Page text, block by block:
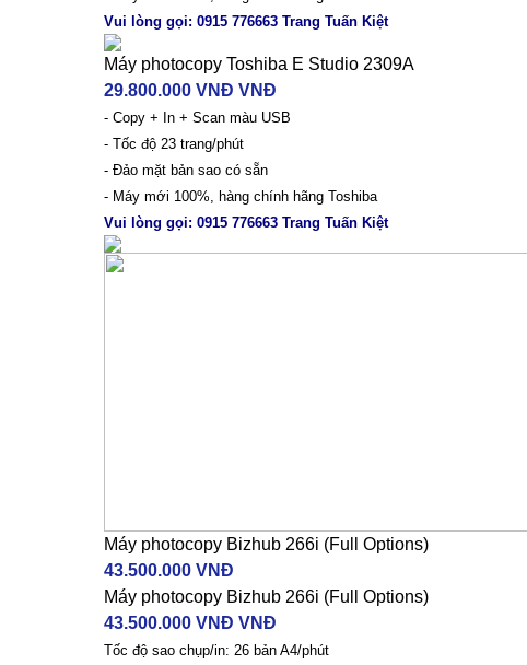
Vui lòng gọi: 0915 776663 Trang Tuấn Kiệt
Máy photocopy Toshiba E Studio 2309A
29.800.000 VNĐ VNĐ
- Copy + In + Scan màu USB
- Tốc độ 23 trang/phút
- Đảo mặt bản sao có sẵn
- Máy mới 100%, hàng chính hãng Toshiba
Vui lòng gọi: 0915 776663 Trang Tuấn Kiệt
Máy photocopy Bizhub 266i (Full Options)
43.500.000 VNĐ
Máy photocopy Bizhub 266i (Full Options)
43.500.000 VNĐ VNĐ
Tốc độ sao chụp/in: 26 bản A4/phút